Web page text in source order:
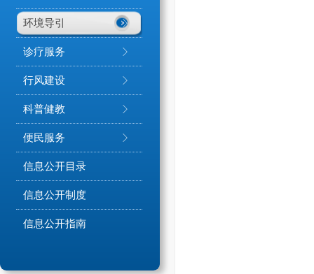
环境导引 ꁕ
诊疗服务 ꁕ
行风建设 ꁕ
科普健教 ꁕ
便民服务 ꁕ
信息公开目录
信息公开制度
信息公开指南